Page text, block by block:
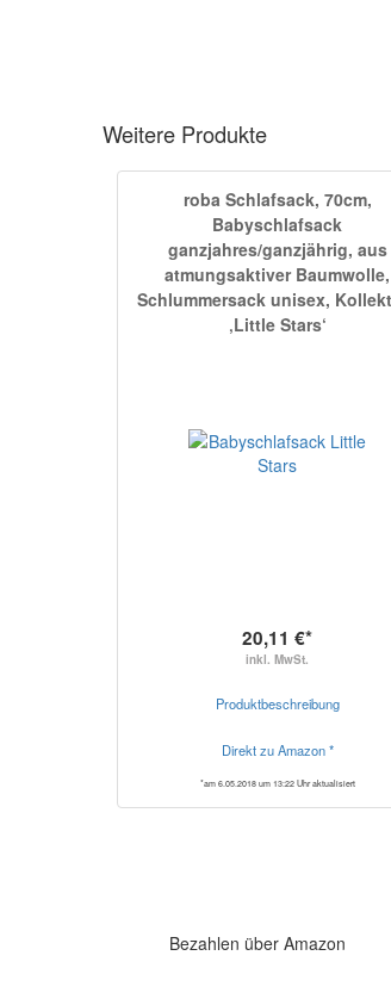
Weitere Produkte
roba Schlafsack, 70cm,
Babyschlafsack
ganzjahres/ganzjährig, aus
atmungsaktiver Baumwolle,
Schlummersack unisex,
‚Little Stars‘
20,11 €*
inkl. MwSt.
Produktbeschreibung
Direkt zu Amazon *
*am 6.05.2018 um 13:22 Uhr aktualisiert
Bezahlen über Amazon